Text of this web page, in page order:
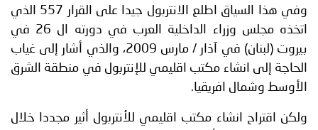
وفي هذا السياق اطلع الانتربول جيدا على القرار 557 الذي
اتخذه مجلس وزراء الداخلية العرب في دورته ال 26 في
بيروت (لبنان) في آذار / مارس 2009، والذي أشار إلى غياب
الحاجة إلى انشاء مكتب اقليمي للإنتربول في منطقة الشرق
الأوسط وشمال افريقيا.
ولكن اقتراح انشاء مكتب اقليمي للأنتربول أثير مجددا خلال